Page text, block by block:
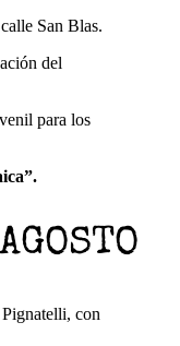
San Blas.
del
para los
con